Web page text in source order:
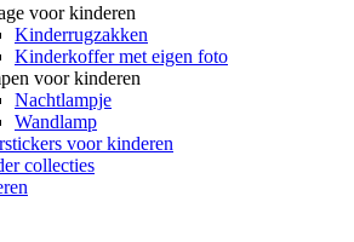
voor kinderen
Kinderrugzakken
Kinderkoffer met eigen foto
voor kinderen
Nachtlampje
Wandlamp
voor kinderen
collecties